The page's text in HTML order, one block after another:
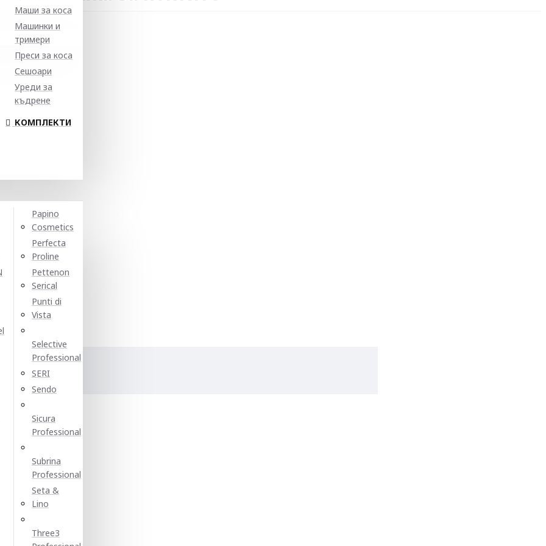
Маши за коса
Машинки и
тримери
Преси за коса
Сешоари
Уреди за
къдрене
КОМПЛЕКТИ
Papino
Cosmetics
Perfecta
Proline
Pettenon
Serical
Punti di
Vista
Selective
Professional
SERI
Sendo
Sicura
Professional
Subrina
Professional
Seta &
Lino
Three3